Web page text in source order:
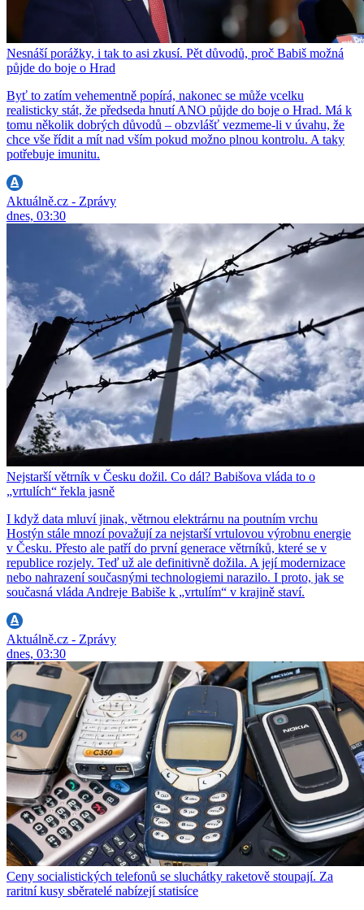
Nesnáší porážky, i tak to asi zkusí. Pět důvodů, proč Babiš možná
půjde do boje o Hrad
Byť to zatím vehementně popírá, nakonec se může vcelku
realisticky stát, že předseda hnutí ANO půjde do boje o Hrad. Má k
tomu několik dobrých důvodů – obzvlášť vezmeme-li v úvahu, že
chce vše řídit a mít nad vším pokud možno plnou kontrolu. A taky
potřebuje imunitu.
Aktuálně.cz - Zprávy
dnes, 03:30
Nejstarší větrník v Česku dožil. Co dál? Babišova vláda to o
„vrtulích“ řekla jasně
I když data mluví jinak, větrnou elektrárnu na poutním vrchu
Hostýn stále mnozí považují za nejstarší vrtulovou výrobnu energie
v Česku. Přesto ale patří do první generace větrníků, které se v
republice rozjely. Teď už ale definitivně dožila. A její modernizace
nebo nahrazení současnými technologiemi narazilo. I proto, jak se
současná vláda Andreje Babiše k „vrtulím“ v krajině staví.
Aktuálně.cz - Zprávy
dnes, 03:30
Ceny socialistických telefonů se sluchátky raketově stoupají. Za
raritní kusy sběratelé nabízejí statisíce